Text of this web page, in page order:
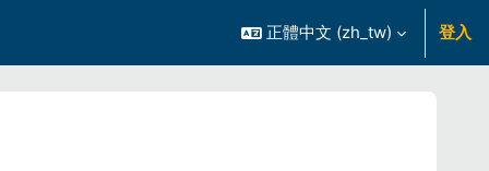
正體中文 ‎(zh_tw)‎ 登入